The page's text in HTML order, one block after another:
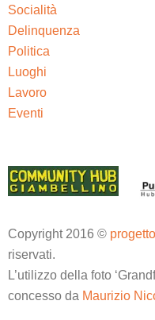
Socialità
Delinquenza
Politica
Luoghi
Lavoro
Eventi
Copyright 2016 ©
riservati.
L’utilizzo della foto
concesso da Maurizio